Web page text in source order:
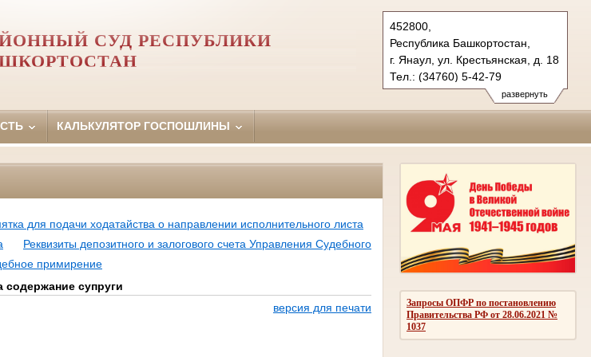
развернуть
452800,
Республика Башкортостан,
г. Янаул, ул. Крестьянская, д. 18
Тел.: (34760) 5-42-79
yanaulsky.bkr@sudrf.ru
СУД РЕСПУБЛИКИ
КАЛЬКУЛЯТОР ГОСПОШЛИНЫ
Запросы ОПФР по постановлению
Правительства РФ от 28.06.2021 №
1037
для подачи ходатайства о направлении исполнительного листа
Реквизиты депозитного и залогового счета Управления Судебного
примирение
содержание супруги
версия для печати